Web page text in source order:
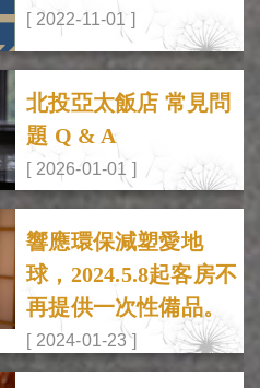
[ 2022-11-01 ]
北投亞太飯店 常見問
題 Q & A
[ 2026-01-01 ]
響應環保減塑愛地
球，2024.5.8起客房不
再提供一次性備品。
[ 2024-01-23 ]